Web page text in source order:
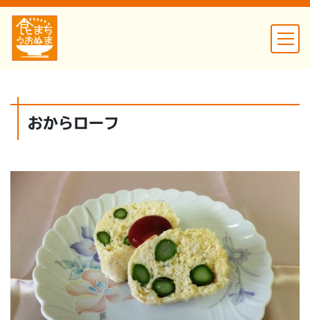
おからローフ